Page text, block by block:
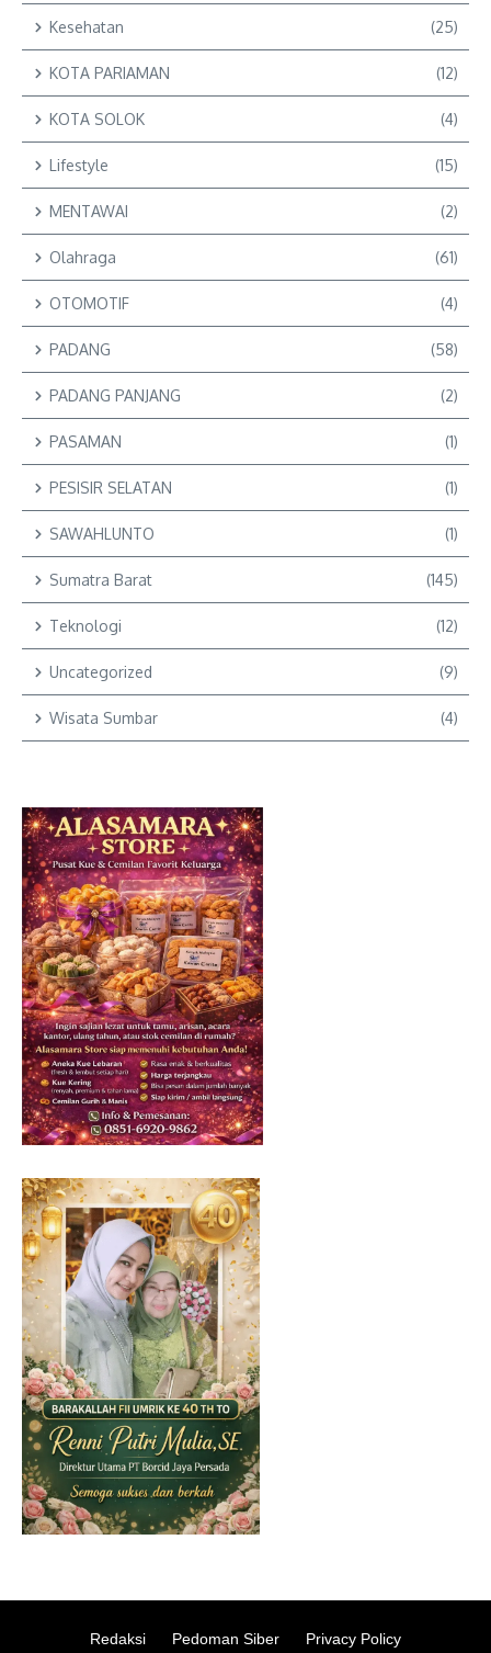
Kesehatan (25)
KOTA PARIAMAN (12)
KOTA SOLOK (4)
Lifestyle (15)
MENTAWAI (2)
Olahraga (61)
OTOMOTIF (4)
PADANG (58)
PADANG PANJANG (2)
PASAMAN (1)
PESISIR SELATAN (1)
SAWAHLUNTO (1)
Sumatra Barat (145)
Teknologi (12)
Uncategorized (9)
Wisata Sumbar (4)
Redaksi Pedoman Siber Privacy Policy